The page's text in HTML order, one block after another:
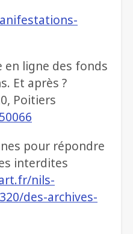
ligne des fonds
Et après ?
Poitiers
pour répondre
interdites
nils-
des-archives-